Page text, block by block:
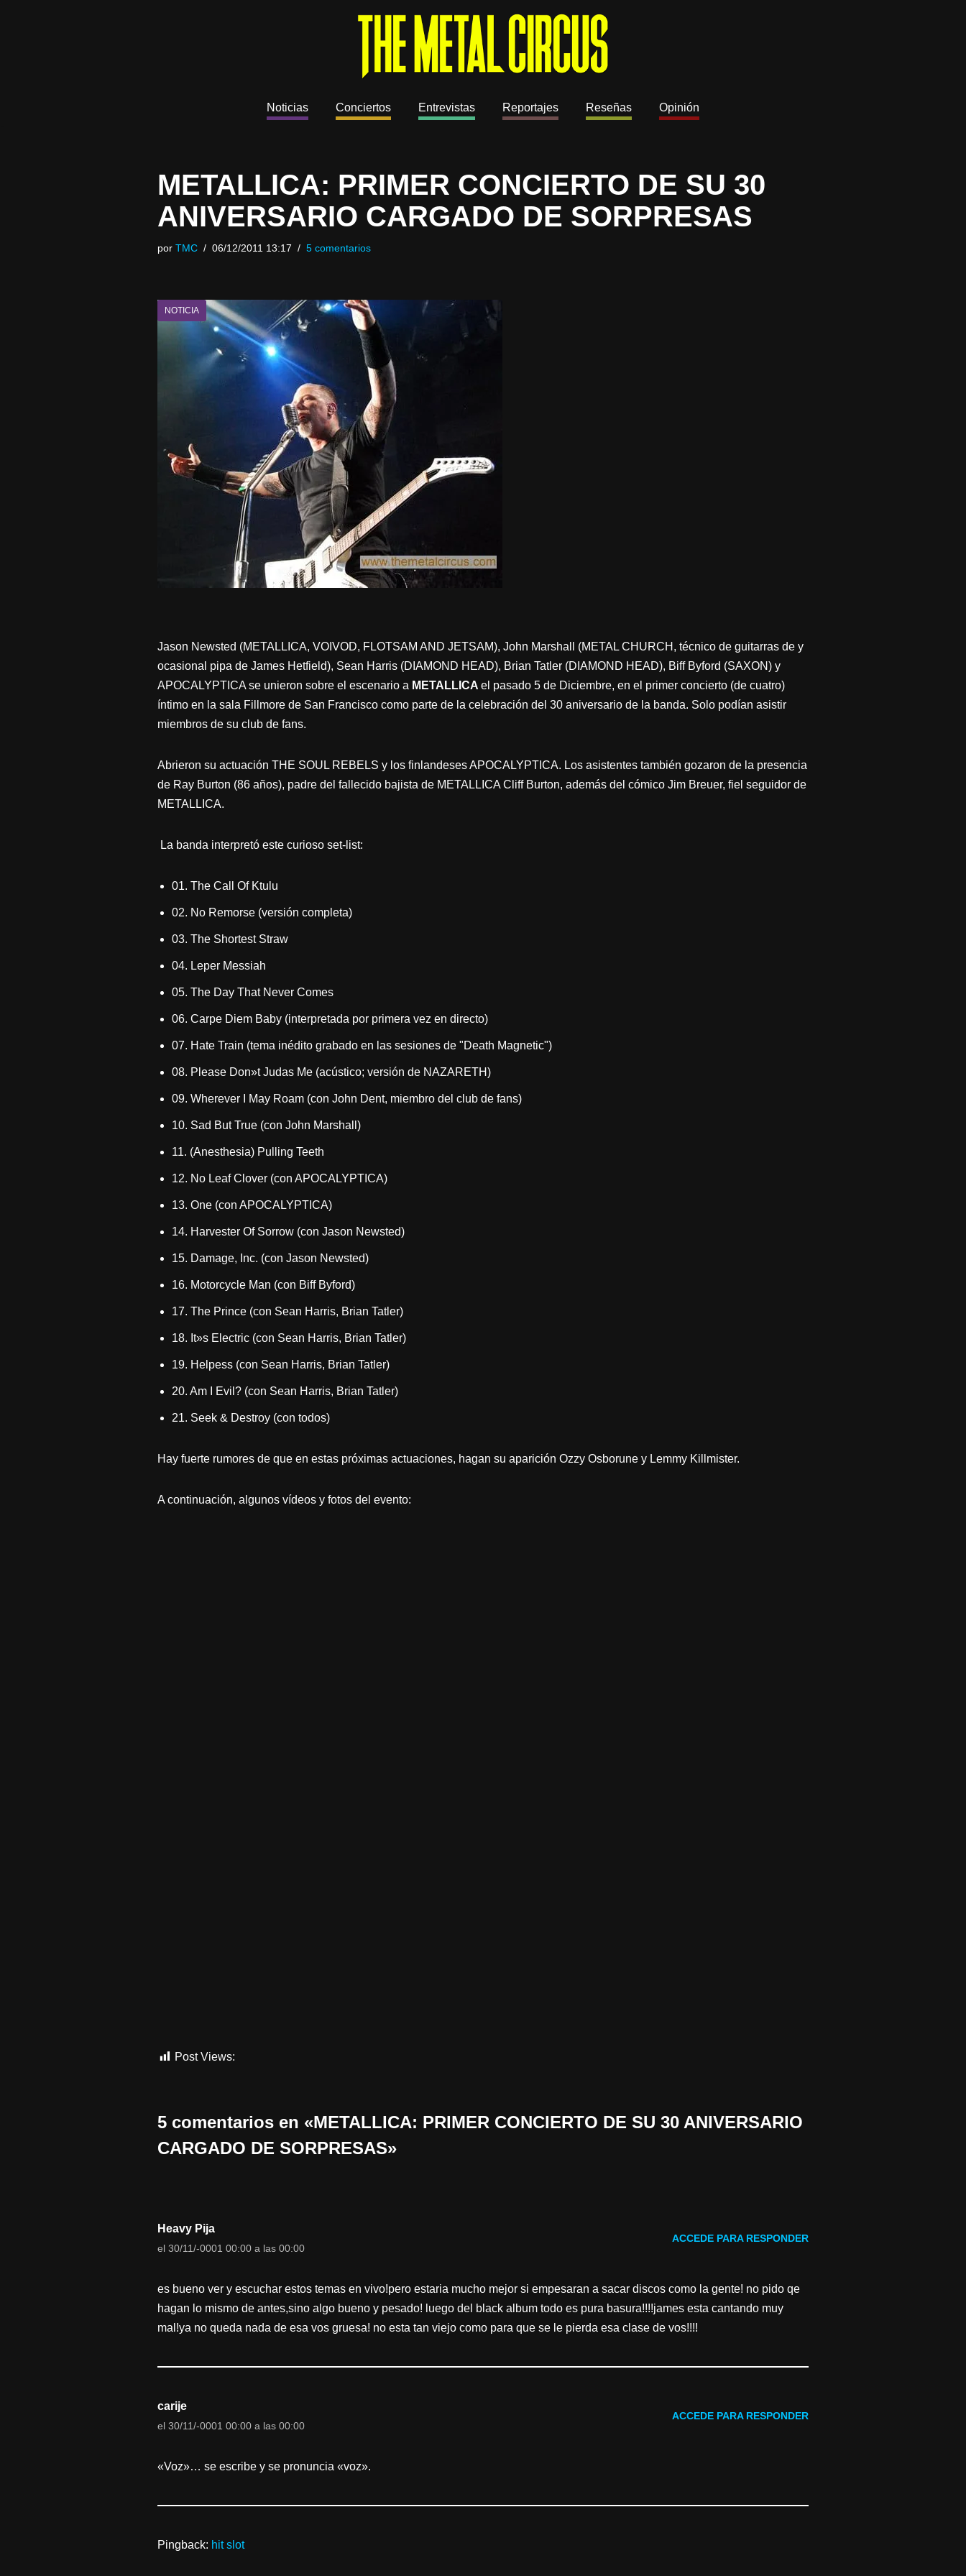
Noticias Conciertos Entrevistas Reportajes Reseñas Opinión
METALLICA: PRIMER CONCIERTO DE SU 30
ANIVERSARIO CARGADO DE SORPRESAS
por TMC 06/12/2011 13:17 5 comentarios
NOTICIA
Jason Newsted (METALLICA, VOIVOD, FLOTSAM AND JETSAM), John Marshall (METAL CHURCH, técnico de guitarras de y
ocasional pipa de James Hetfield), Sean Harris (DIAMOND HEAD), Brian Tatler (DIAMOND HEAD), Biff Byford (SAXON) y
APOCALYPTICA se unieron sobre el escenario a METALLICA el pasado 5 de Diciembre, en el primer concierto (de cuatro)
íntimo en la sala Fillmore de San Francisco como parte de la celebración del 30 aniversario de la banda. Solo podían asistir
miembros de su club de fans.
Abrieron su actuación THE SOUL REBELS y los finlandeses APOCALYPTICA. Los asistentes también gozaron de la presencia
de Ray Burton (86 años), padre del fallecido bajista de METALLICA Cliff Burton, además del cómico Jim Breuer, fiel seguidor de
METALLICA.
La banda interpretó este curioso set-list:
01. The Call Of Ktulu
02. No Remorse (versión completa)
03. The Shortest Straw
04. Leper Messiah
05. The Day That Never Comes
06. Carpe Diem Baby (interpretada por primera vez en directo)
07. Hate Train (tema inédito grabado en las sesiones de "Death Magnetic")
08. Please Don»t Judas Me (acústico; versión de NAZARETH)
09. Wherever I May Roam (con John Dent, miembro del club de fans)
10. Sad But True (con John Marshall)
11. (Anesthesia) Pulling Teeth
12. No Leaf Clover (con APOCALYPTICA)
13. One (con APOCALYPTICA)
14. Harvester Of Sorrow (con Jason Newsted)
15. Damage, Inc. (con Jason Newsted)
16. Motorcycle Man (con Biff Byford)
17. The Prince (con Sean Harris, Brian Tatler)
18. It»s Electric (con Sean Harris, Brian Tatler)
19. Helpess (con Sean Harris, Brian Tatler)
20. Am I Evil? (con Sean Harris, Brian Tatler)
21. Seek & Destroy (con todos)
Hay fuerte rumores de que en estas próximas actuaciones, hagan su aparición Ozzy Osborune y Lemmy Killmister.
A continuación, algunos vídeos y fotos del evento:
Post Views:
5 comentarios en «METALLICA: PRIMER CONCIERTO DE SU 30 ANIVERSARIO
CARGADO DE SORPRESAS»
Heavy Pija
el 30/11/-0001 00:00 a las 00:00
ACCEDE PARA RESPONDER
es bueno ver y escuchar estos temas en vivo!pero estaria mucho mejor si empesaran a sacar discos como la gente! no pido qe
hagan lo mismo de antes,sino algo bueno y pesado! luego del black album todo es pura basura!!!!james esta cantando muy
mal!ya no queda nada de esa vos gruesa! no esta tan viejo como para que se le pierda esa clase de vos!!!!
carije
el 30/11/-0001 00:00 a las 00:00
ACCEDE PARA RESPONDER
«Voz»… se escribe y se pronuncia «voz».
Pingback: hit slot